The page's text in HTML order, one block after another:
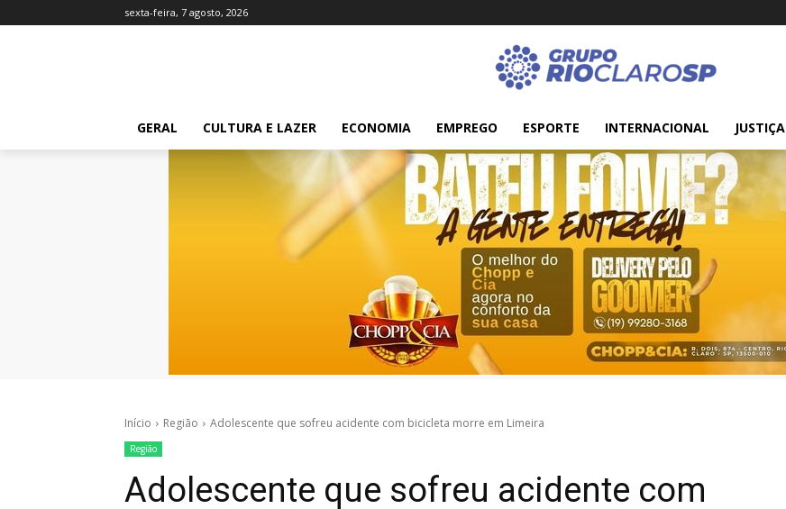
sexta-feira, 7 agosto, 2026
GERAL CULTURA E LAZER ECONOMIA EMPREGO ESPORTE INTERNACIONAL JUSTIÇA
Início Região Adolescente que sofreu acidente com bicicleta morre em Limeira
Região
Adolescente que sofreu acidente com